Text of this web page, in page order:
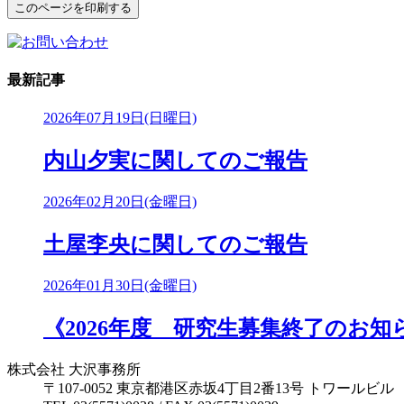
最新記事
2026年07月19日(日曜日)
内山夕実に関してのご報告
2026年02月20日(金曜日)
土屋李央に関してのご報告
2026年01月30日(金曜日)
《2026年度 研究生募集終了のお知
株式会社 大沢事務所
〒107-0052 東京都港区赤坂4丁目2番13号 トワールビル